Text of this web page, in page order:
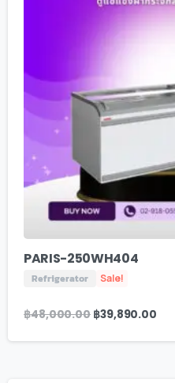
PARIS-250WH404
Refrigerator Sale!
฿48,000.00 ฿39,890.00